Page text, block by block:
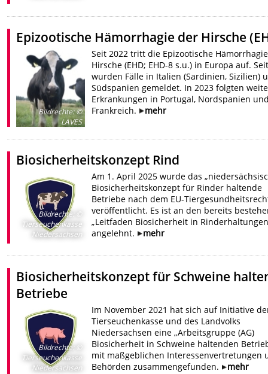
Epizootische Hämorrhagie der Hirsche
Bildrechte:©
LAVES
Seit 2022 tritt die Epizootische
Hirsche (EHD; EHD-8 s.u.) in Europa auf.
wurden Fälle in Italien (Sardinien, Sizilien)
Südspanien gemeldet. In 2023 folgten
Erkrankungen in Portugal, Nordspanien
Frankreich.
mehr
Biosicherheitskonzept Rind
Bildrechte: ©
Tierseuchenkasse
Niedersachsen
Am 1. April 2025 wurde das
Biosicherheitskonzept für Rinder haltende
Betriebe nach dem EU-
veröffentlicht. Es ist an den bereits
„Leitfaden Biosicherheit in
angelehnt.
mehr
Biosicherheitskonzept für Schweine
Betriebe
Bildrechte: ©
Tierseuchenkasse
Niedersachsen
Im November 2021 hat sich auf Initiative
Tierseuchenkasse und des Landvolks
Niedersachsen eine „Arbeitsgruppe (AG)
Biosicherheit in Schweine haltenden
mit maßgeblichen Interessenvertretungen
Behörden zusammengefunden.
mehr